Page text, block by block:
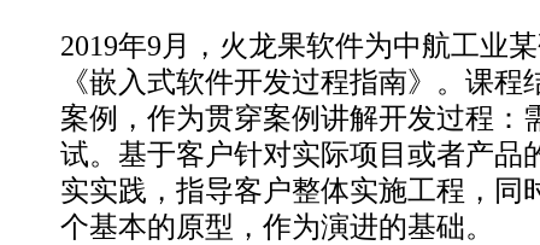
2019年9月，火龙果软件为中航工业
《嵌入式软件开发过程指南》。课
案例，作为贯穿案例讲解开发过程：
试。基于客户针对实际项目或者产品
实实践，指导客户整体实施工程，同
个基本的原型，作为演进的基础。